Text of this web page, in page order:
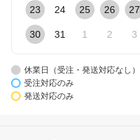
23 24 25 26 27
30 31 1 2 3
休業日（受注・発送対応なし）
受注対応のみ
発送対応のみ